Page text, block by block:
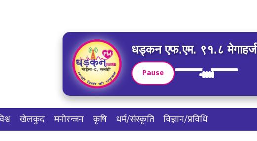
धड्कन एफ.एम. ९१.८ मेगाहर्ज
Pause
खेलकुद मनोरन्जन कृषि धर्म/संस्कृति
विज्ञान/प्रविधि